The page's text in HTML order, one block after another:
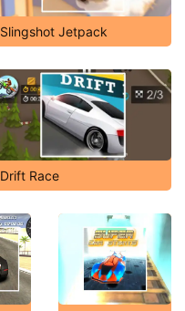
Slingshot Jetpack
Drift Race